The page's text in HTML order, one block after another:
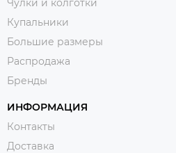
Чулки и колготки
Купальники
Большие размеры
Распродажа
Бренды
ИНФОРМАЦИЯ
Контакты
Доставка